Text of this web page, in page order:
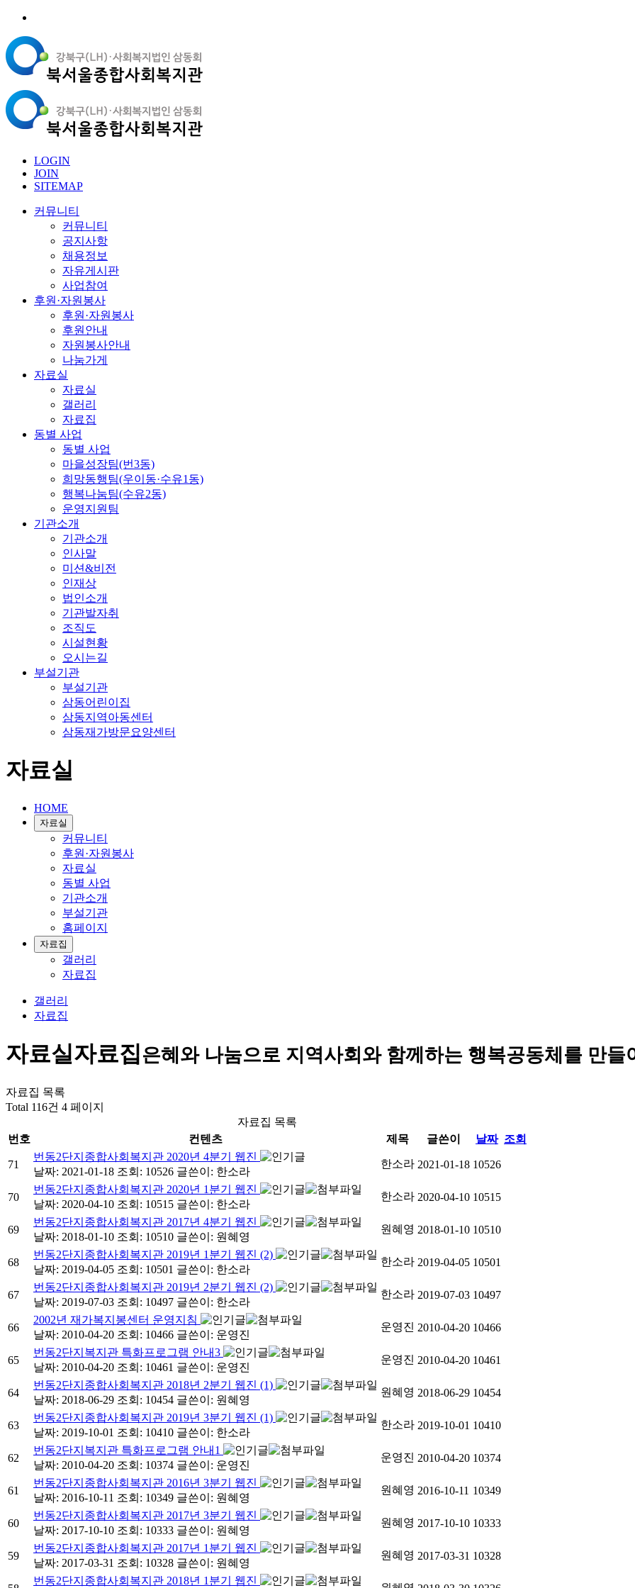
LOGIN
JOIN
SITEMAP
커뮤니티
커뮤니티
공지사항
채용정보
자유게시판
사업참여
후원·자원봉사
후원·자원봉사
후원안내
자원봉사안내
나눔가게
자료실
자료실
갤러리
자료집
동별 사업
동별 사업
마을성장팀(번3동)
희망동행팀(우이동·수유1동)
행복나눔팀(수유2동)
운영지원팀
기관소개
기관소개
인사말
미션&비전
인재상
법인소개
기관발자취
조직도
시설현황
오시는길
부설기관
부설기관
삼동어린이집
삼동지역아동센터
삼동재가방문요양센터
자료실
HOME
자료실
커뮤니티
후원·자원봉사
자료실
동별 사업
기관소개
부설기관
홈페이지
자료집
갤러리
자료집
갤러리
자료집
자료실자료집은혜와 나눔으로 지역사회와 함께하는 행복공동체를 만들
자료집 목록
Total 116건 4 페이지
자료집 목록
번호
컨텐츠 제목 글쓴이 날짜 조회
71
번동2단지종합사회복지관 2020년 4분기 웹진
날짜: 2021-01-18 조회: 10526 글쓴이: 한소라
한소라 2021-01-18 10526
70
번동2단지종합사회복지관 2020년 1분기 웹진
날짜: 2020-04-10 조회: 10515 글쓴이: 한소라
한소라 2020-04-10 10515
69
번동2단지종합사회복지관 2017년 4분기 웹진
날짜: 2018-01-10 조회: 10510 글쓴이: 원혜영
원혜영 2018-01-10 10510
68
번동2단지종합사회복지관 2019년 1분기 웹진 (2)
날짜: 2019-04-05 조회: 10501 글쓴이: 한소라
한소라 2019-04-05 10501
67
번동2단지종합사회복지관 2019년 2분기 웹진 (2)
날짜: 2019-07-03 조회: 10497 글쓴이: 한소라
한소라 2019-07-03 10497
66
2002년 재가복지봉센터 운영지침
날짜: 2010-04-20 조회: 10466 글쓴이: 운영진
운영진 2010-04-20 10466
65
번동2단지복지관 특화프로그램 안내3
날짜: 2010-04-20 조회: 10461 글쓴이: 운영진
운영진 2010-04-20 10461
64
번동2단지종합사회복지관 2018년 2분기 웹진 (1)
날짜: 2018-06-29 조회: 10454 글쓴이: 원혜영
원혜영 2018-06-29 10454
63
번동2단지종합사회복지관 2019년 3분기 웹진 (1)
날짜: 2019-10-01 조회: 10410 글쓴이: 한소라
한소라 2019-10-01 10410
62
번동2단지복지관 특화프로그램 안내1
날짜: 2010-04-20 조회: 10374 글쓴이: 운영진
운영진 2010-04-20 10374
61
번동2단지종합사회복지관 2016년 3분기 웹진
날짜: 2016-10-11 조회: 10349 글쓴이: 원혜영
원혜영 2016-10-11 10349
60
번동2단지종합사회복지관 2017년 3분기 웹진
날짜: 2017-10-10 조회: 10333 글쓴이: 원혜영
원혜영 2017-10-10 10333
59
번동2단지종합사회복지관 2017년 1분기 웹진
날짜: 2017-03-31 조회: 10328 글쓴이: 원혜영
원혜영 2017-03-31 10328
번동2단지종합사회복지관 2018년 1분기 웹진